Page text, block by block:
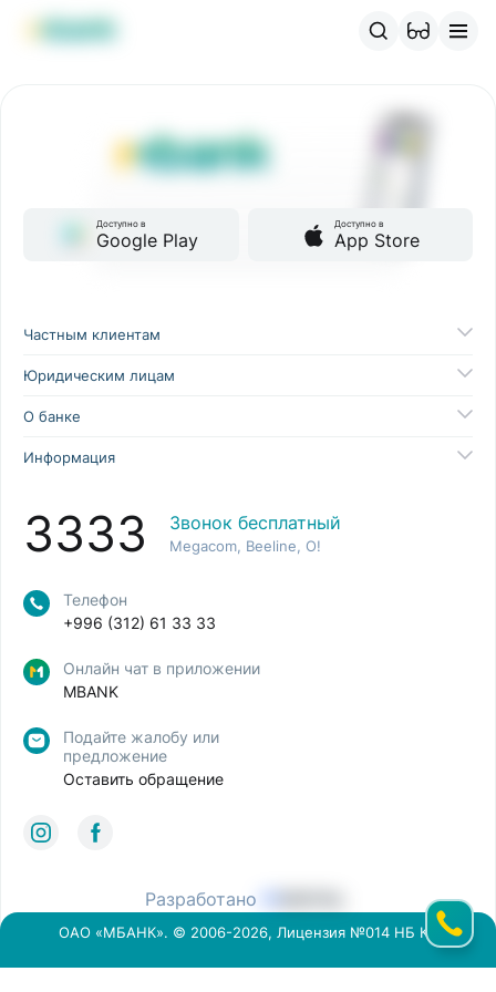
Продукты MBANK
Доступно в
Google Play
Доступно в
App Store
Частным клиентам
Юридическим лицам
О банке
Информация
3333 Звонок бесплатный
Megacom, Beeline, O!
Телефон
+996 (312) 61 33 33
Онлайн чат в приложении
MBANK
Подайте жалобу или
предложение
Оставить обращение
ОАО «МБАНК». © 2006-2026, Лицензия №014 НБ КР
Разработано